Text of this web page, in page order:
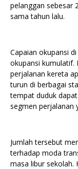
pelanggan sebesar
sama tahun lalu.
Capaian okupansi
okupansi kumulatif.
perjalanan kereta
turun di berbagai
tempat duduk
segmen perjalanan
Jumlah tersebut
terhadap moda
masa libur sekolah.